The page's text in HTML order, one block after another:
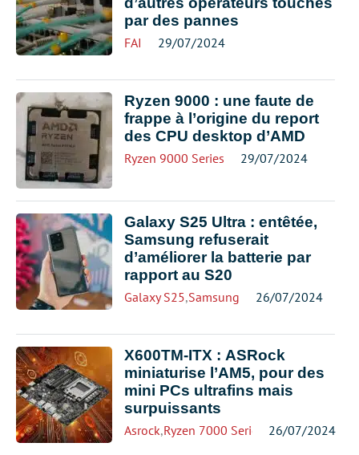
par des pannes
FAI 29/07/2024
Ryzen 9000 : une faute de
frappe à l’origine du report
des CPU desktop d’AMD
Ryzen 9000 Series 29/07/2024
Galaxy S25 Ultra : entêtée,
Samsung refuserait
d’améliorer la batterie par
rapport au S20
Galaxy S25,Samsung 26/07/2024
X600TM-ITX : ASRock
miniaturise l’AM5, pour des
mini PCs ultrafins mais
surpuissants
Asrock,Ryzen 7000 Series 26/07/2024